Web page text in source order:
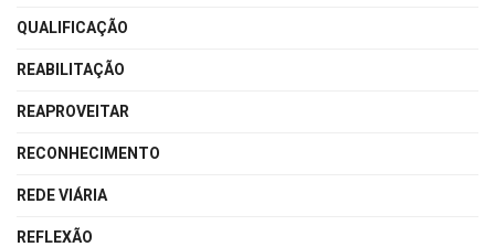
QUALIFICAÇÃO
REABILITAÇÃO
REAPROVEITAR
RECONHECIMENTO
REDE VIÁRIA
REFLEXÃO